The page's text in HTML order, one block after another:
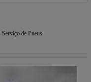
Serviço de Pneus